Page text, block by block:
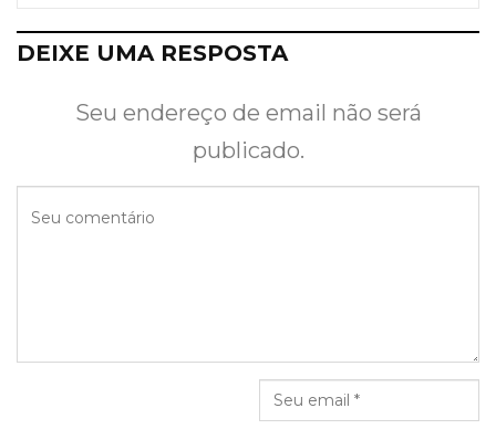
DEIXE UMA RESPOSTA
Seu endereço de email não será
publicado.